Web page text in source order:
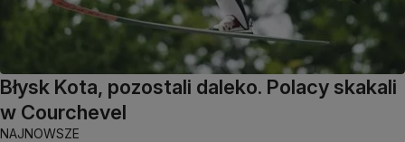
Błysk Kota, pozostali daleko. Polacy skakali
w Courchevel
NAJNOWSZE